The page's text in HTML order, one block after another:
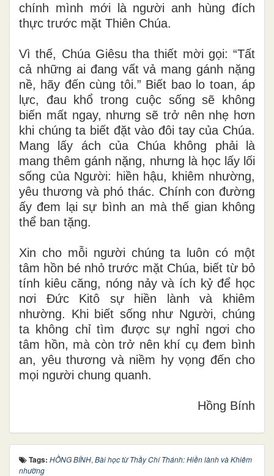
chính mình mới là người anh hùng đích
thực trước mặt Thiên Chúa.
Vì thế, Chúa Giêsu tha thiết mời gọi: “Tất
cả những ai đang vất vả mang gánh nặng
nề, hãy đến cùng tôi.” Biết bao lo toan, áp
lực, đau khổ trong cuộc sống sẽ không
biến mất ngay, nhưng sẽ trở nên nhẹ hơn
khi chúng ta biết đặt vào đôi tay của Chúa.
Mang lấy ách của Chúa không phải là
mang thêm gánh nặng, nhưng là học lấy lối
sống của Người: hiền hậu, khiêm nhường,
yêu thương và phó thác. Chính con đường
ấy đem lại sự bình an mà thế gian không
thể ban tặng.
Xin cho mỗi người chúng ta luôn có một
tâm hồn bé nhỏ trước mặt Chúa, biết từ bỏ
tính kiêu căng, nóng nảy và ích kỷ để học
nơi Đức Kitô sự hiền lành và khiêm
nhường. Khi biết sống như Người, chúng
ta không chỉ tìm được sự nghỉ ngơi cho
tâm hồn, mà còn trở nên khí cụ đem bình
an, yêu thương và niềm hy vọng đến cho
mọi người chung quanh.
Hồng Bính
Tags: HỒNG BÍNH, Bài học từ Thầy Chí Thánh: Hiền lành và Khiêm
nhường